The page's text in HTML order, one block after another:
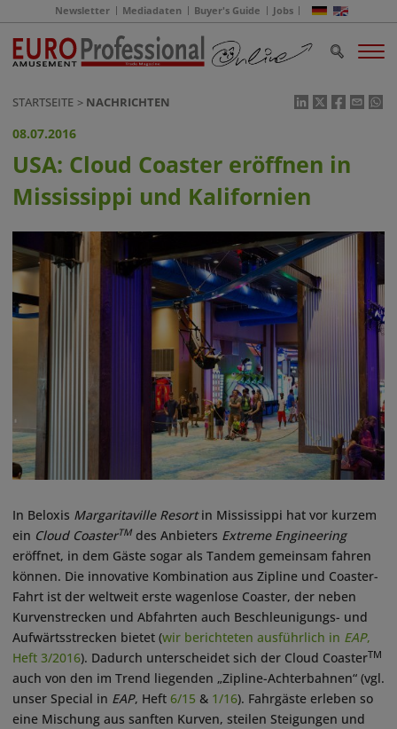
Newsletter Mediadaten Buyer's Guide Jobs
STARTSEITE NACHRICHTEN
08.07.2016
USA: Cloud Coaster eröffnen in
Mississippi und Kalifornien
In Beloxis Margaritaville Resortin Mississippi hat vor kurzem
ein Cloud CoasterTM des Anbieters Extreme Engineering
eröffnet, in dem Gäste sogar als Tandem gemeinsam fahren
können. Die innovative Kombination aus Zipline und Coaster-
Fahrt ist der weltweit erste wagenlose Coaster, der neben
Kurvenstrecken und Abfahrten auch Beschleunigungs- und
Aufwärtsstrecken bietet (wir berichteten ausführlich in EAP,
Heft 3/2016). Dadurch unterscheidet sich der Cloud CoasterTM
auch von den im Trend liegenden „Zipline-Achterbahnen“ (vgl.
unser Special in EAP, Heft 6/15 & 1/16). Fahrgäste erleben so
eine Mischung aus sanften Kurven, steilen Steigungen und